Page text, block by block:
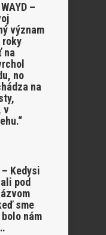
–
význam
roky
na
no
na
v
Kedysi
pod
sme
nám